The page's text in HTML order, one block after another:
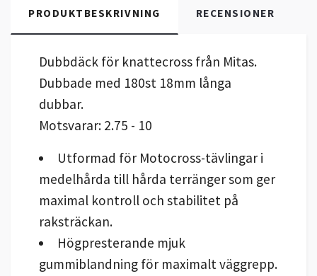
PRODUKTBESKRIVNING RECENSIONER
Dubbdäck för knattecross från Mitas.
Dubbade med 180st 18mm långa
dubbar.
Motsvarar: 2.75 - 10
Utformad för Motocross-tävlingar i
medelhårda till hårda terränger som ger
maximal kontroll och stabilitet på
raksträckan.
Högpresterande mjuk
gummiblandning för maximalt väggrepp.